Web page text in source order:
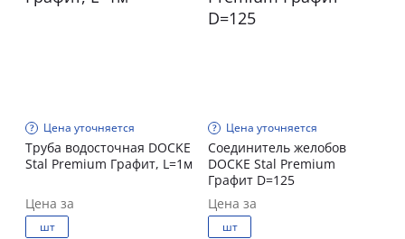
Цена уточняется
Труба водосточная DOCKE
Stal Premium Графит, L=1м
Цена за
шт
Цена уточняется
Соединитель желобов
DOCKE Stal Premium
Графит D=125
Цена за
шт